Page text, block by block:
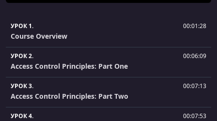
УРОК 1. 00:01:28
Course Overview
УРОК 2. 00:06:09
Access Control Principles: Part One
УРОК 3. 00:07:13
Access Control Principles: Part Two
УРОК 4. 00:07:53